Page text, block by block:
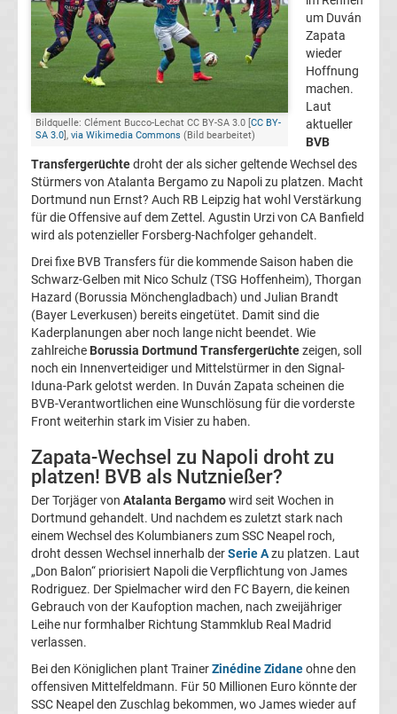
Champions
League
Europa
League
Europa
League
Premier
League
La
Liga
Serie
A
Türk.
Süper
Lig
Bildquelle: Clément Bucco-Lechat CC BY-SA 3.0 [ CC BY-
SA 3.0 ], via Wikimedia Commons (Bild bearbeitet)
um Duván
Zapata
wieder
Hoffnung
machen.
Laut
aktueller
BVB
Transfergerüchtedroht der als sicher geltende Wechsel des
Stürmers von Atalanta Bergamo zu Napoli zu platzen. Macht
Dortmund nun Ernst? Auch RB Leipzig hat wohl Verstärkung
für die Offensive auf dem Zettel. Agustin Urzi von CA Banfield
wird als potenzieller Forsberg-Nachfolger gehandelt.
Drei fixe BVB Transfers für die kommende Saison haben die
Schwarz-Gelben mit Nico Schulz (TSG Hoffenheim), Thorgan
Hazard (Borussia Mönchengladbach) und Julian Brandt
(Bayer Leverkusen) bereits eingetütet. Damit sind die
Kaderplanungen aber noch lange nicht beendet. Wie
zahlreiche Borussia Dortmund Transfergerüchtezeigen, soll
noch ein Innenverteidiger und Mittelstürmer in den Signal-
Iduna-Park gelotst werden. In Duván Zapata scheinen die
BVB-Verantwortlichen eine Wunschlösung für die vorderste
Front weiterhin stark im Visier zu haben.
Zapata-Wechsel zu Napoli droht zu
platzen! BVB als Nutznießer?
Der Torjäger von Atalanta Bergamowird seit Wochen in
Dortmund gehandelt. Und nachdem es zuletzt stark nach
einem Wechsel des Kolumbianers zum SSC Neapel roch,
droht dessen Wechsel innerhalb derSerie Azu platzen. Laut
„Don Balon“ priorisiert Napoli die Verpflichtung von James
Rodriguez. Der Spielmacher wird den FC Bayern, die keinen
Gebrauch von der Kaufoption machen, nach zweijähriger
Leihe nur formhalber Richtung Stammklub Real Madrid
verlassen.
Bei den Königlichen plant TrainerZinédine Zidaneohne den
offensiven Mittelfeldmann. Für 50 Millionen Euro könnte der
SSC Neapel den Zuschlag bekommen, wo James wieder auf